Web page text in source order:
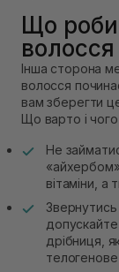
Що
волосся
Інша сторона
волосся
вам зберегти
Що варто і
Не
вітаміни, а
дрібниця,